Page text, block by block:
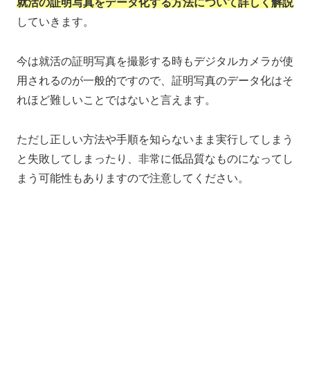
就活の証明写真をデータ化する方法について詳しく解説
していきます。
今は就活の証明写真を撮影する時もデジタルカメラが使
用されるのが一般的ですので、証明写真のデータ化はそ
れほど難しいことではないと言えます。
ただし正しい方法や手順を知らないまま実行してしまう
と失敗してしまったり、非常に低品質なものになってし
まう可能性もありますので注意してください。